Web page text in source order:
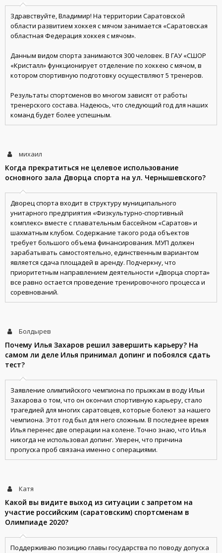
Здравствуйте, Владимир! На территории Саратовской
области развитием хоккея с мячом занимается «Саратовская
областная Федерация хоккея с мячом».
Данным видом спорта занимаются 300 человек. В ГАУ «СШОР
«Кристалл» функционирует отделение по хоккею с мячом, в
котором спортивную подготовку осуществляют 5 тренеров.
Результаты спортсменов во многом зависят от работы
тренерского состава. Надеюсь, что следующий год для наших
команд будет более успешным.
михаил
Когда прекратиться не целевое использование
основного зала Дворца спорта на ул. Чернышевского?
Дворец спорта входит в структуру муниципального
унитарного предприятия «Физкультурно-спортивный
комплекс» вместе с плавательным бассейном «Саратов» и
шахматным клубом. Содержание такого рода объектов
требует большого объема финансирования. МУП должен
зарабатывать самостоятельно, единственным вариантом
является сдача площадей в аренду. Подчеркну, что
приоритетным направлением деятельности «Дворца спорта»
все равно остается проведение тренировочного процесса и
соревнований.
Болдырев
Почему Илья Захаров решил завершить карьеру? На
самом ли деле Илья принимал допинг и побоялся сдать
тест?
Заявление олимпийского чемпиона по прыжкам в воду Ильи
Захарова о том, что он окончил спортивную карьеру, стало
трагедией для многих саратовцев, которые болеют за нашего
чемпиона. Этот год был для него сложным. В последнее время
Илья перенес две операции на колене. Точно знаю, что Илья
никогда не использовал допинг. Уверен, что причина
пропуска проб связана именно с операциями.
Катя
Какой вы видите выход из ситуации с запретом на
участие российским (саратовским) спортсменам в
Олимпиаде 2020?
Поддерживаю позицию главы государства по поводу допуска